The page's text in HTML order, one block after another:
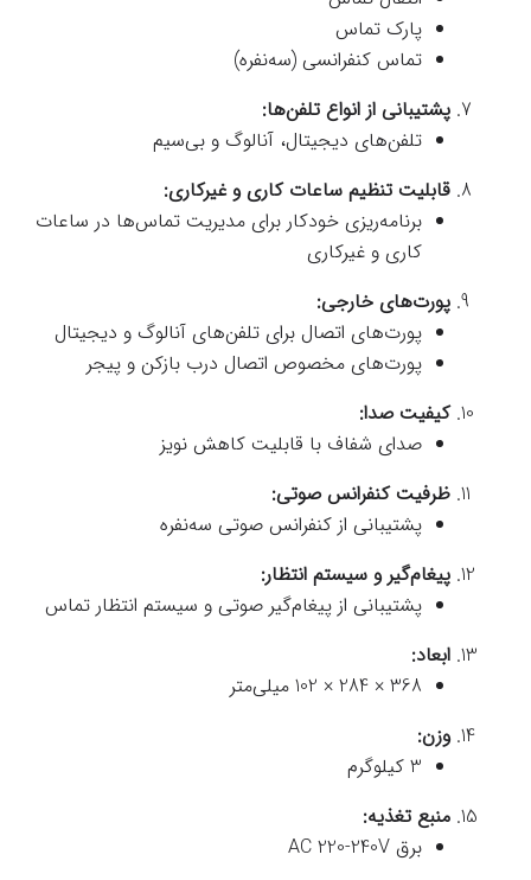
پارک تماس
تماس کنفرانسی (سه‌نفره)
پشتیبانی از انواع تلفن‌ها:
تلفن‌های دیجیتال، آنالوگ و بی‌سیم
قابلیت تنظیم ساعات کاری و غیرکاری:
برنامه‌ریزی خودکار برای مدیریت تماس‌ها در ساعات
کاری و غیرکاری
پورت‌های خارجی:
پورت‌های اتصال برای تلفن‌های آنالوگ و دیجیتال
پورت‌های مخصوص اتصال درب بازکن و پیجر
کیفیت صدا:
صدای شفاف با قابلیت کاهش نویز
ظرفیت کنفرانس صوتی:
پشتیبانی از کنفرانس صوتی سه‌نفره
پیغام‌گیر و سیستم انتظار:
پشتیبانی از پیغام‌گیر صوتی و سیستم انتظار تماس
ابعاد:
368 × 284 × 102 میلی‌متر
وزن:
3 کیلوگرم
منبع تغذیه:
برق AC 220-240V